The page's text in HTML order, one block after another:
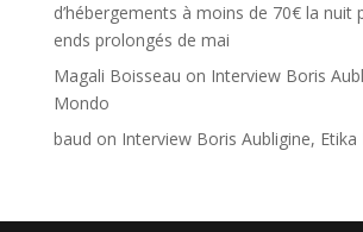
d’hébergements à moins de 70€ la nuit
ends prolongés de mai
Magali Boisseau on Interview Boris
Mondo
baud on Interview Boris Aubligine,